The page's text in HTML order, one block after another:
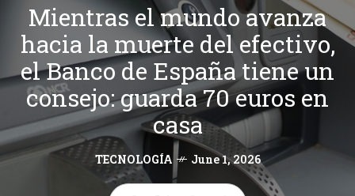
Mientras el mundo avanza
hacia la muerte del efectivo,
el Banco de España tiene un
consejo: guarda 70 euros en
casa
TECNOLOGÍA June 1, 2026